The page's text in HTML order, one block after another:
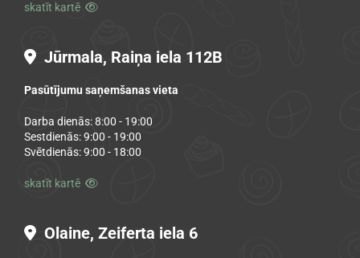
skatīt kartē 
 Jūrmala, Raiņa iela 112B
Pasūtījumu saņemšanas vieta
Darba dienās: 8:00 - 19:00
Sestdienās: 9:00 - 19:00
Svētdienās: 9:00 - 18:00
skatīt kartē 
 Olaine, Zeiferta iela 6